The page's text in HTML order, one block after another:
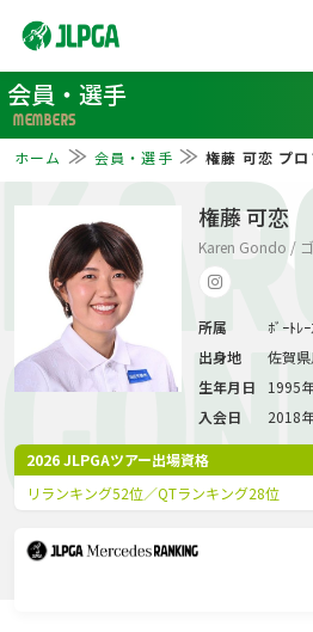
会員・選手
MEMBERS
ホーム 会員・選手 権藤 可恋 プ
権藤 可恋
Karen Gondo /
2026 JLPGAツアー出場資格
リランキング52位／QTランキング28位
所属
ﾎﾞｰﾄﾚ
出身地
佐賀
生年月日
1995
入会日
2018